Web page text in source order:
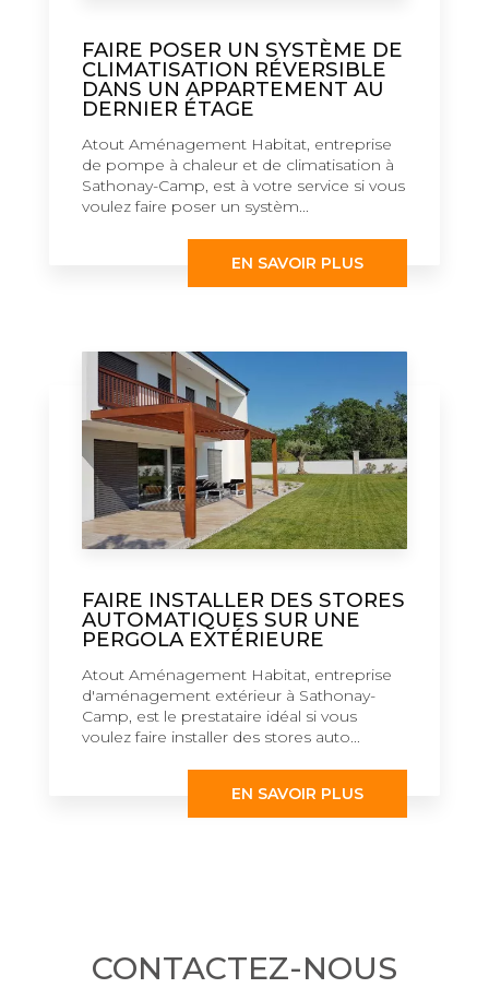
FAIRE POSER UN SYSTÈME DE
CLIMATISATION RÉVERSIBLE
DANS UN APPARTEMENT AU
DERNIER ÉTAGE
Atout Aménagement Habitat, entreprise
de pompe à chaleur et de climatisation à
Sathonay-Camp, est à votre service si vous
voulez faire poser un systèm...
EN SAVOIR PLUS
FAIRE INSTALLER DES STORES
AUTOMATIQUES SUR UNE
PERGOLA EXTÉRIEURE
Atout Aménagement Habitat, entreprise
d'aménagement extérieur à Sathonay-
Camp, est le prestataire idéal si vous
voulez faire installer des stores auto...
EN SAVOIR PLUS
CONTACTEZ-NOUS